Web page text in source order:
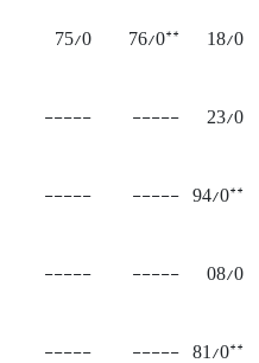
18/0
**
76/0
75/0
23/0
-----
-----
**
94/0
-----
-----
08/0
-----
-----
**
81/0
-----
-----